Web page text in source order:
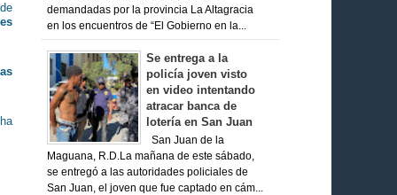
demandadas por la provincia La Altagracia
en los encuentros de “El Gobierno en la...
Se entrega a la
policía joven visto
en video intentando
atracar banca de
lotería en San Juan
San Juan de la
Maguana, R.D.La mañana de este sábado,
se entregó a las autoridades policiales de
San Juan, el joven que fue captado en cám...